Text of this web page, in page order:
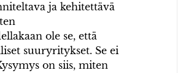
ja kehitettävä
ole se, että
suuryritykset. Se ei
on siis, miten